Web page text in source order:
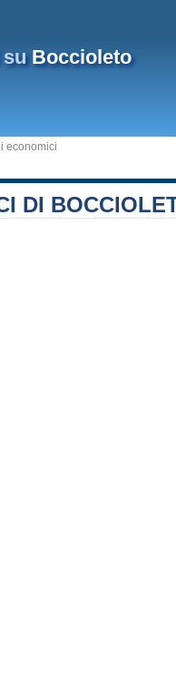
Boccioleto
economici
DI